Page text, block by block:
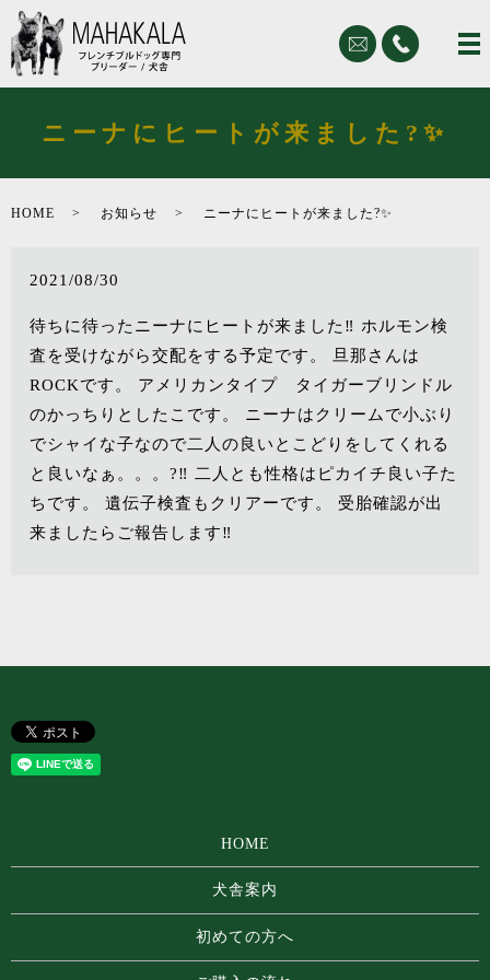
ニーナにヒートが来ました?✨
HOME お知らせ ニーナにヒートが来ました?✨
2021/08/30
待ちに待ったニーナにヒートが来ました‼️ ホルモン検
査を受けながら交配をする予定です。 旦那さんは
ROCKです。 アメリカンタイプ タイガーブリンドル
のかっちりとしたこです。 ニーナはクリームで小ぶり
でシャイな子なので二人の良いとこどりをしてくれる
と良いなぁ。。。?‼️ 二人とも性格はピカイチ良い子た
ちです。 遺伝子検査もクリアーです。 受胎確認が出
来ましたらご報告します‼️
HOME
犬舎案内
初めての方へ